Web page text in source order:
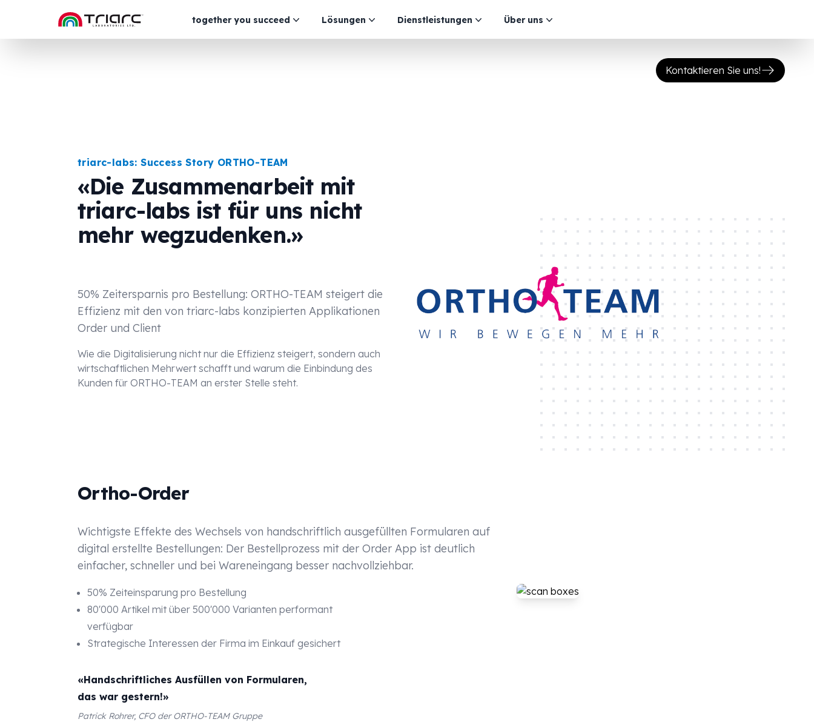
Kontaktieren Sie uns!
together you succeed Lösungen Dienstleistungen Über uns
triarc-labs: Success Story ORTHO-TEAM
«Die Zusammenarbeit mit
triarc-labs ist für uns nicht
mehr wegzudenken.»
50% Zeitersparnis pro Bestellung: ORTHO-TEAM steigert die
Effizienz mit den von triarc-labs konzipierten Applikationen
Order und Client
Wie die Digitalisierung nicht nur die Effizienz steigert, sondern auch
wirtschaftlichen Mehrwert schafft und warum die Einbindung des
Kunden für ORTHO-TEAM an erster Stelle steht.
Ortho-Order
Wichtigste Effekte des Wechsels von handschriftlich ausgefüllten Formularen auf
digital erstellte Bestellungen: Der Bestellprozess mit der Order App ist deutlich
einfacher, schneller und bei Wareneingang besser nachvollziehbar.
50% Zeiteinsparung pro Bestellung
80'000 Artikel mit über 500'000 Varianten performant
verfügbar
Strategische Interessen der Firma im Einkauf gesichert
«Handschriftliches Ausfüllen von Formularen,
das war gestern!»
Patrick Rohrer, CFO der ORTHO-TEAM Gruppe